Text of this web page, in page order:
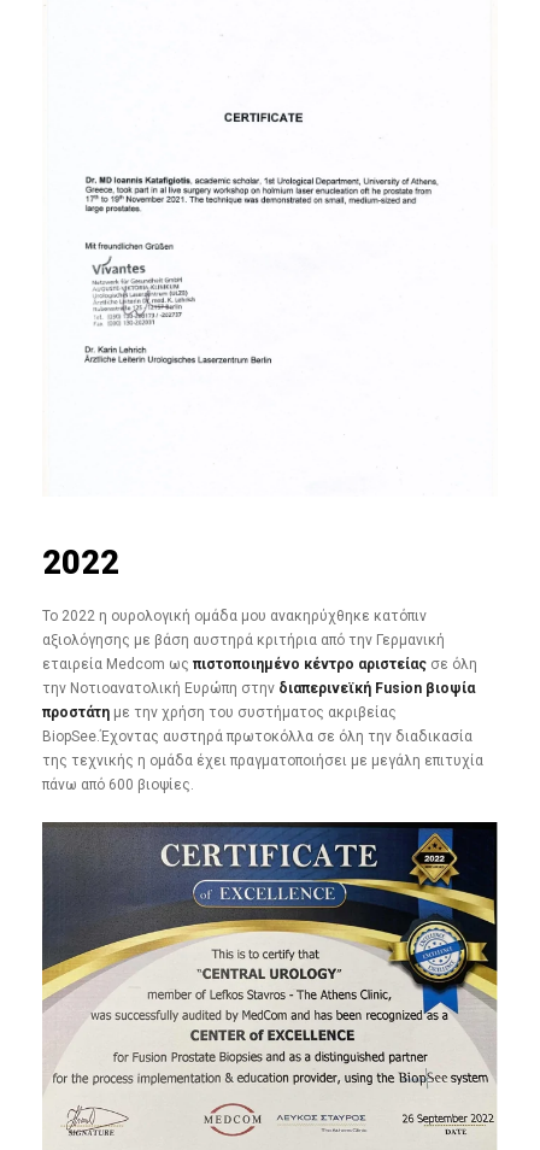
2022
To 2022 η ουρολογική ομάδα μου ανακηρύχθηκε κατόπιν
αξιολόγησης με βάση αυστηρά κριτήρια από την Γερμανική
εταιρεία Medcom ως πιστοποιημένο κέντρο αριστείας σε όλη
την Νοτιοανατολική Ευρώπη στην διαπερινεϊκή Fusion βιοψία
προστάτη με την χρήση του συστήματος ακριβείας
BiopSee.Έχοντας αυστηρά πρωτοκόλλα σε όλη την διαδικασία
της τεχνικής η ομάδα έχει πραγματοποιήσει με μεγάλη επιτυχία
πάνω από 600 βιοψίες.